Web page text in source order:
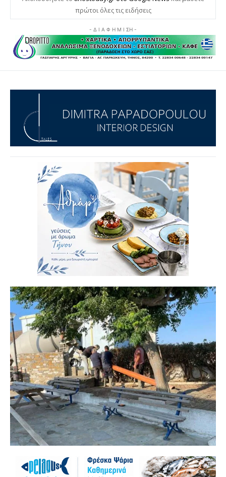
πρώτοι όλες τις ειδήσεις
- Δ Ι Α Φ Η Μ Ι ΣΗ -